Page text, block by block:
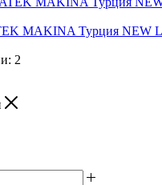
MAKINA Турция NEW
2